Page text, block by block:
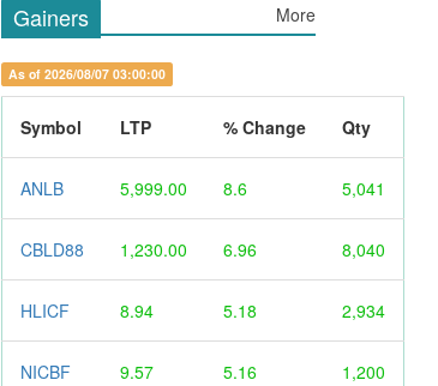
Gainers More
As of 2026/08/07 03:00:00
Symbol LTP % Change Qty
ANLB 5,999.00 8.6 5,041
CBLD88 1,230.00 6.96 8,040
HLICF 8.94 5.18 2,934
NICBF 9.57 5.16 1,200